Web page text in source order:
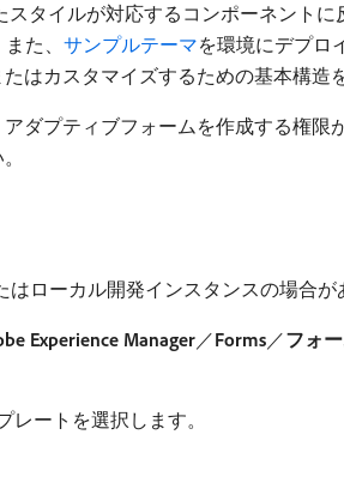
タイルが対応するコンポーネントに
た、 サンプルテーマを環境にデプロ
はカスタマイズするための基本構造
アダプティブフォームを作成する権
ローカル開発インスタンスの場合が
Experience Manager／Forms／フォ
ートを選択します。